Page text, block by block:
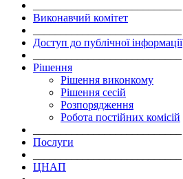
Виконавчий комітет
Доступ до публічної інформації
Рішення
Рішення виконкому
Рішення сесій
Розпорядження
Робота постійних комісій
Послуги
ЦНАП